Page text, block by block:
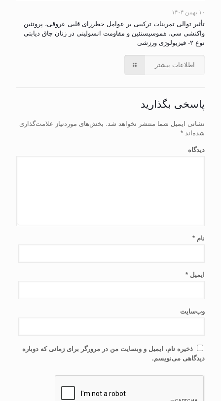
۱۰ بهمن ۱۴۰۴
تأثیر توالی تمرینات ترکیبی بر عوامل خطرزای قلبی عروقی، پروتئین
واکنشی سی، هموسیستئین و مقاومت انسولینی در زنان چاق دیابتی
نوع ۲- فیزیولوژی ورزشی
اطلاعات بیشتر
پاسخی بگذارید
نشانی ایمیل شما منتشر نخواهد شد.
بخش‌های موردنیاز علامت‌گذاری
شده‌اند *
دیدگاه
نام *
ایمیل *
وب‌سایت
ذخیره نام، ایمیل و وبسایت من در مرورگر برای زمانی که دوباره
دیدگاهی می‌نویسم.